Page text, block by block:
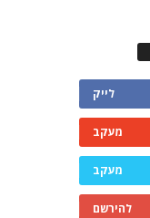
לייק
מעקב
מעקב
להירשם